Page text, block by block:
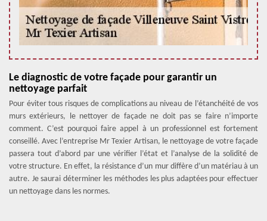
Le diagnostic de votre façade pour garantir un
nettoyage parfait
Pour éviter tous risques de complications au niveau de l’étanchéité de vos
murs extérieurs, le nettoyer de façade ne doit pas se faire n’importe
comment. C’est pourquoi faire appel à un professionnel est fortement
conseillé. Avec l’entreprise Mr Texier Artisan, le nettoyage de votre façade
passera tout d’abord par une vérifier l’état et l’analyse de la solidité de
votre structure. En effet, la résistance d’un mur diffère d’un matériau à un
autre. Je saurai déterminer les méthodes les plus adaptées pour effectuer
un nettoyage dans les normes.